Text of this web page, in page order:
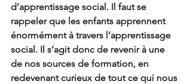
d’apprentissage social. Il faut se
rappeler que les enfants apprennent
énormément à travers l’apprentissage
social. Il s’agit donc de revenir à une
de nos sources de formation, en
redevenant curieux de tout ce qui nous